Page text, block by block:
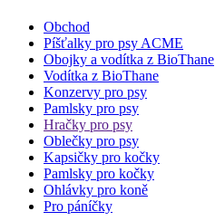
Obchod
Píšťalky pro psy ACME
Obojky a vodítka z BioThane
Vodítka z BioThane
Konzervy pro psy
Pamlsky pro psy
Hračky pro psy
Oblečky pro psy
Kapsičky pro kočky
Pamlsky pro kočky
Ohlávky pro koně
Pro páníčky